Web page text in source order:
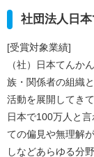
社団法人日本
[受賞対象業績]
（社）日本てんか
族・関係者の組織
活動を展開してきて
日本で100万人と
ての偏見や無理解
しなどあらゆる分